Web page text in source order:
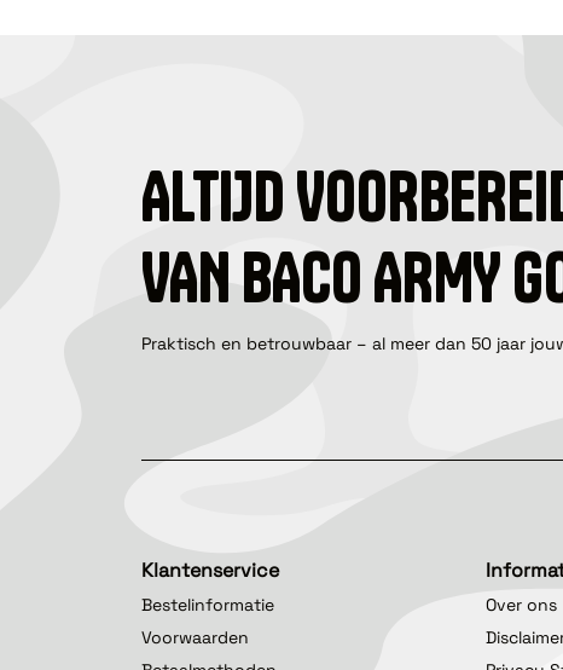
ALTIJD
VAN BACO ARMY
Praktisch en betrouwbaar – al meer dan 50 jaar
Klantenservice
Bestelinformatie
Voorwaarden
Over ons